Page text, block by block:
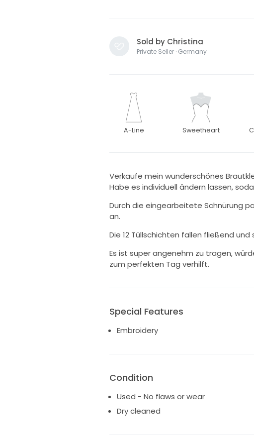
Sold by Christina
Private Seller · Germany
A-Line Sweetheart
Verkaufe mein wunderschönes
Habe es individuell ändern lassen,
Durch die eingearbeitete Schnürung
an.
Die 12 Tüllschichten fallen fließend
Es ist super angenehm zu tragen,
zum perfekten Tag verhilft.
Special Features
Embroidery
Condition
Used - No flaws or wear
Dry cleaned